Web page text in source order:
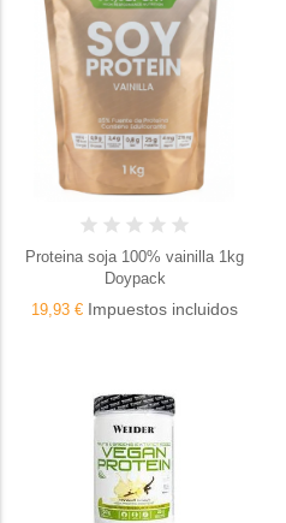
Proteina soja 100% vainilla 1kg
Doypack
19,93 € Impuestos incluidos